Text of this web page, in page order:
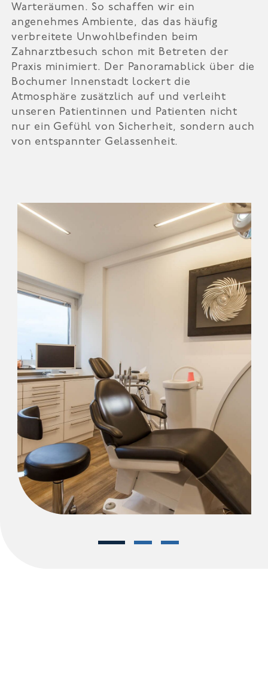
Warteräumen. So schaffen wir ein
angenehmes Ambiente, das das häufig
verbreitete Unwohlbefinden beim
Zahnarztbesuch schon mit Betreten der
Praxis minimiert. Der Panoramablick über die
Bochumer Innenstadt lockert die
Atmosphäre zusätzlich auf und verleiht
unseren Patientinnen und Patienten nicht
nur ein Gefühl von Sicherheit, sondern auch
von entspannter Gelassenheit.